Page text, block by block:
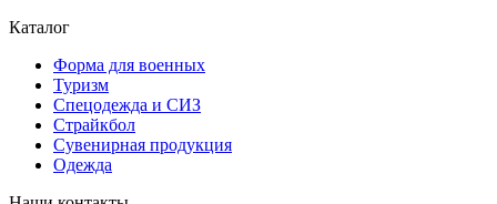
Каталог
Форма для военных
Туризм
Спецодежда и СИЗ
Страйкбол
Сувенирная продукция
Одежда